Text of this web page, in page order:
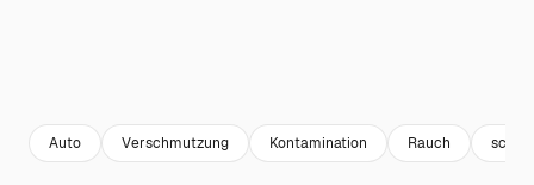
Auto Verschmutzung Kontamination Rauch